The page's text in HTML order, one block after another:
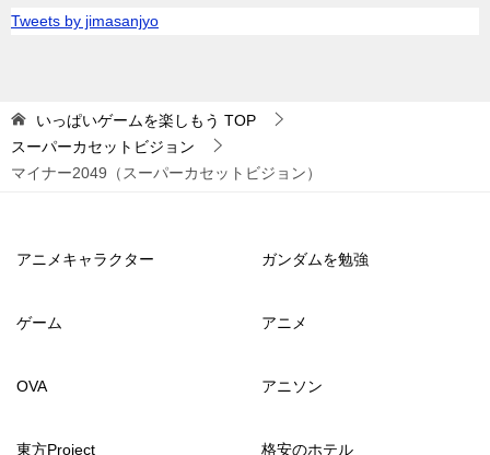
Tweets by jimasanjyo
いっぱいゲームを楽しもう TOP
スーパーカセットビジョン
マイナー2049（スーパーカセットビジョン）
アニメキャラクター ガンダムを勉強
ゲーム アニメ
OVA アニソン
東方Project 格安のホテル